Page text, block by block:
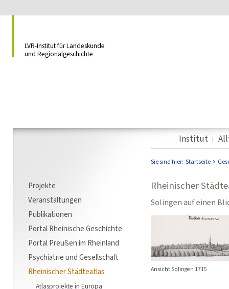
LVR-Institut für Landeskunde
und Regionalgeschichte
Institut
Projekte
Veranstaltungen
Publikationen
Portal Rheinische Geschichte
Portal Preußen im Rheinland
Psychiatrie und Gesellschaft
Rheinischer Städteatlas
Atlasprojekte in Europa
Sie sind hier: Startseite
Rheinischer
Solingen auf einen
Ansicht Solingen 1715